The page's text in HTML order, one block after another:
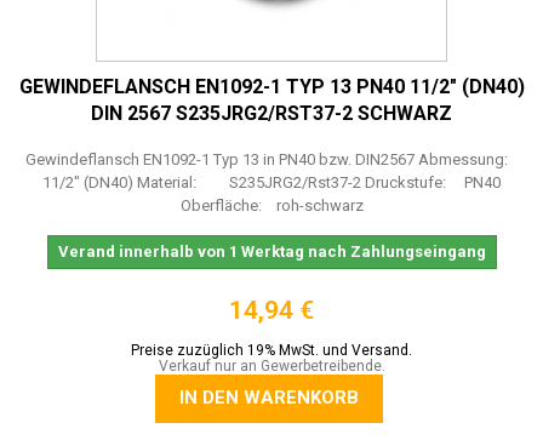
GEWINDEFLANSCH EN1092-1 TYP 13 PN40 11/2" (DN40)
DIN 2567 S235JRG2/RST37-2 SCHWARZ
Gewindeflansch EN1092-1 Typ 13 in PN40 bzw. DIN2567 Abmessung:
11/2" (DN40) Material: S235JRG2/Rst37-2 Druckstufe: PN40
Oberfläche: roh-schwarz
Verand innerhalb von 1 Werktag nach Zahlungseingang
14,94 €
Preise zuzüglich 19% MwSt. und Versand.
Verkauf nur an Gewerbetreibende.
IN DEN WARENKORB